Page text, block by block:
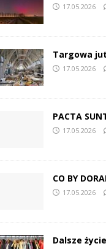
17.05.2026
Targowa
17.05.2026
PACTA
17.05.2026
CO BY
17.05.2026
Dalsze